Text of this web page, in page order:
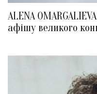
ALENA
афішу великого